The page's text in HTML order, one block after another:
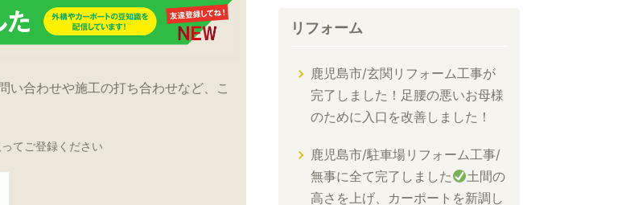
い合わせや施工の打ち合わせなど、こ
てご登録ください
リフォーム
鹿児島市/玄関リフォーム工事が
完了しました！足腰の悪いお母様
のために入口を改善しました！
鹿児島市/駐車場リフォーム工事/
無事に全て完了しました
土間の
高さを上げ、カーポートを新調し